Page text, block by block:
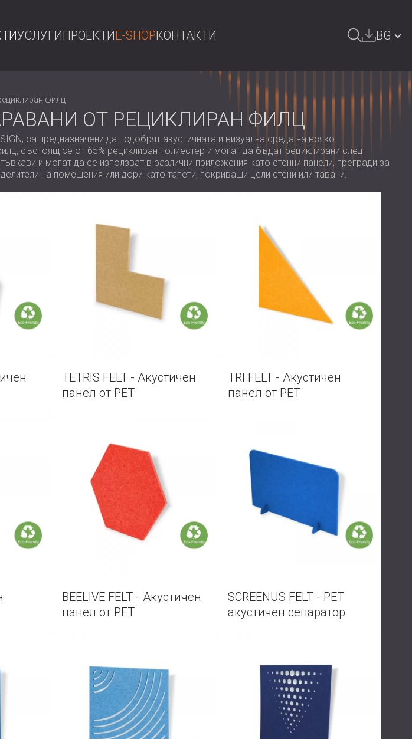
УСЛУГИПРОЕКТИE-SHOPКОНТАКТИ BG
ÖSTERREICH | AT
SRBIJA | RS
ROMÂNIA | RO
USA | US
SOUTH AFRICA | ZA
филц
ОТ РЕЦИКЛИРАН ФИЛЦ
са предназначени да подобрят акустичната и визуална среда на всяко
състоящ се от 65% рециклиран полиестер и могат да бъдат рециклирани след
и могат да се използват в различни приложения като стенни панели, прегради за
на помещения или дори като тапети, покриващи цели стени или тавани.
TETRIS FELT - Акустичен
панел от PET
TRI FELT - Акустичен
панел от PET
BEELIVE FELT - Акустичен
панел от PET
SCREENUS FELT - PET
акустичен сепаратор